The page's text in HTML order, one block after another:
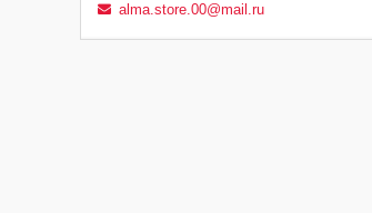
alma.store.00@mail.ru